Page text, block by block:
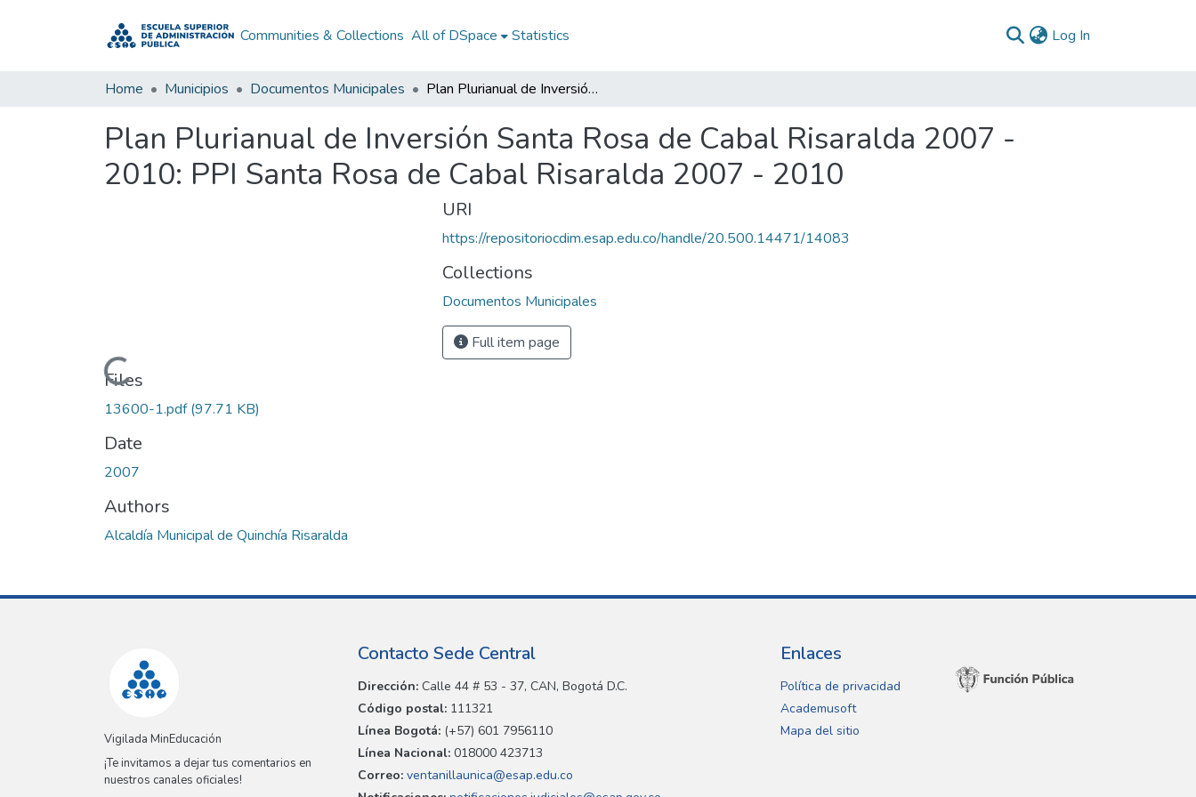
Communities & Collections All of DSpace Statistics Log In
Home Municipios Documentos Municipales Plan Plurianual de Inversión Santa Rosa de Cabal Risaralda 2007 - 2010: PPI Santa Rosa de Cabal Risaralda 2007 - 2010
Plan Plurianual de Inversión Santa Rosa de Cabal Risaralda 2007 -
2010: PPI Santa Rosa de Cabal Risaralda 2007 - 2010
Loading...
Files
13600-1.pdf(97.71 KB)
Date
2007
Authors
Alcaldía Municipal de Quinchía Risaralda
URI
https://repositoriocdim.esap.edu.co/handle/20.500.14471/14083
Collections
Documentos Municipales
Full item page
Vigilada MinEducación
¡Te invitamos a dejar tus comentarios en
nuestros canales oficiales!
Contacto Sede Central
Dirección: Calle 44 # 53 - 37, CAN, Bogotá D.C.
Código postal: 111321
Línea Bogotá: (+57) 601 7956110
Línea Nacional: 018000 423713
Correo: ventanillaunica@esap.edu.co
Enlaces
Política de privacidad
Academusoft
Mapa del sitio